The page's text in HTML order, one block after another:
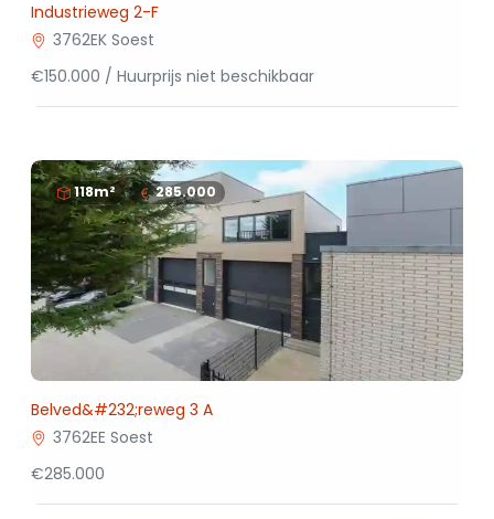
Industrieweg 2-F
3762EK Soest
€150.000 / Huurprijs niet beschikbaar
118m² 285.000
Belved&#232;reweg 3 A
3762EE Soest
€285.000